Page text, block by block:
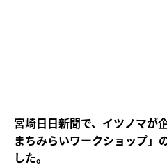
宮崎日日新聞で、イツノマが
まちみらいワークショップ」
した。